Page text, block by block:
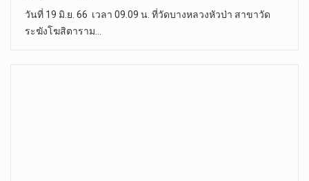
วันที่ 19 มิ.ย. 66 เวลา 09.09 น. ที่วัดบางหลวงหัวป่า สาขาวัด
ระฆังโฆสิตาราม…